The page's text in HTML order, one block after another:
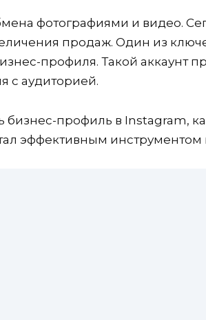
фотографиями и видео.
продаж. Один из
профиля. Такой аккаунт
с аудиторией.
бизнес-профиль в Instagram,
эффективным инструментом